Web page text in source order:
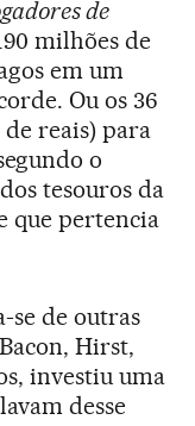
de
milhões de
em um
Ou os 36
reais) para
o
tesouros da
que pertencia
se de outras
Hirst,
investiu uma
desse